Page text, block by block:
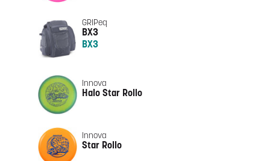
GRIPeq
BX3
BX3
Innova
Halo Star Rollo
Innova
Star Rollo